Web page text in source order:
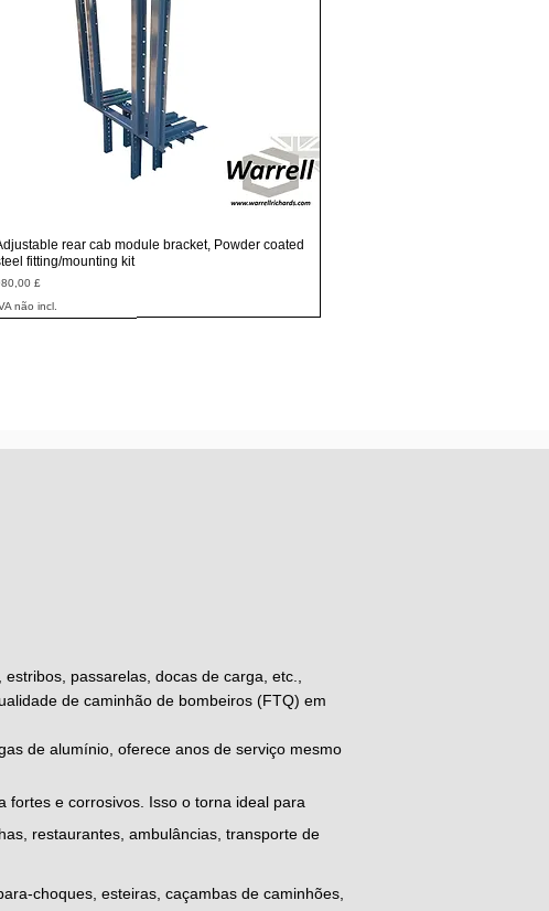
Visualização rápida
rear cab module bracket, Powder coated
fitting/mounting kit
£
não incl.
passarelas, docas de carga, etc.,
de caminhão de bombeiros (FTQ) em
de alumínio, oferece anos de serviço mesmo
fortes e corrosivos. Isso o torna ideal para
restaurantes, ambulâncias, transporte de
choques, esteiras, caçambas de caminhões,